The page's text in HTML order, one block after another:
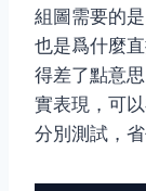
組圖需要的
也是爲什麼
得差了點意
實表現，可
分別測試，